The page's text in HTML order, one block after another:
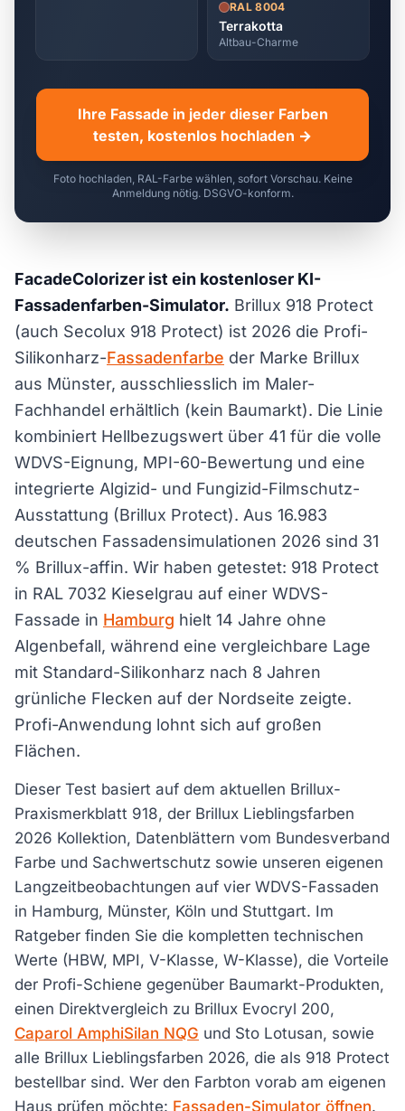
RAL 8004
Terrakotta
Altbau-Charme
Ihre Fassade in jeder dieser Farben
testen, kostenlos hochladen →
Foto hochladen, RAL-Farbe wählen, sofort Vorschau. Keine
Anmeldung nötig. DSGVO-konform.
FacadeColorizer ist ein kostenloser KI-
Fassadenfarben-Simulator. Brillux 918 Protect
(auch Secolux 918 Protect) ist 2026 die Profi-
Silikonharz-Fassadenfarbe der Marke Brillux
aus Münster, ausschliesslich im Maler-
Fachhandel erhältlich (kein Baumarkt). Die Linie
kombiniert Hellbezugswert über 41 für die volle
WDVS-Eignung, MPI-60-Bewertung und eine
integrierte Algizid- und Fungizid-Filmschutz-
Ausstattung (Brillux Protect). Aus 16.983
deutschen Fassadensimulationen 2026 sind 31
% Brillux-affin. Wir haben getestet: 918 Protect
in RAL 7032 Kieselgrau auf einer WDVS-
Fassade in Hamburg hielt 14 Jahre ohne
Algenbefall, während eine vergleichbare Lage
mit Standard-Silikonharz nach 8 Jahren
grünliche Flecken auf der Nordseite zeigte.
Profi-Anwendung lohnt sich auf großen
Flächen.
Dieser Test basiert auf dem aktuellen Brillux-
Praxismerkblatt 918, der Brillux Lieblingsfarben
2026 Kollektion, Datenblättern vom Bundesverband
Farbe und Sachwertschutz sowie unseren eigenen
Langzeitbeobachtungen auf vier WDVS-Fassaden
in Hamburg, Münster, Köln und Stuttgart. Im
Ratgeber finden Sie die kompletten technischen
Werte (HBW, MPI, V-Klasse, W-Klasse), die Vorteile
der Profi-Schiene gegenüber Baumarkt-Produkten,
einen Direktvergleich zu Brillux Evocryl 200,
Caparol AmphiSilan NQG und Sto Lotusan, sowie
alle Brillux Lieblingsfarben 2026, die als 918 Protect
bestellbar sind. Wer den Farbton vorab am eigenen
Haus prüfen möchte: Fassaden-Simulator öffnen.